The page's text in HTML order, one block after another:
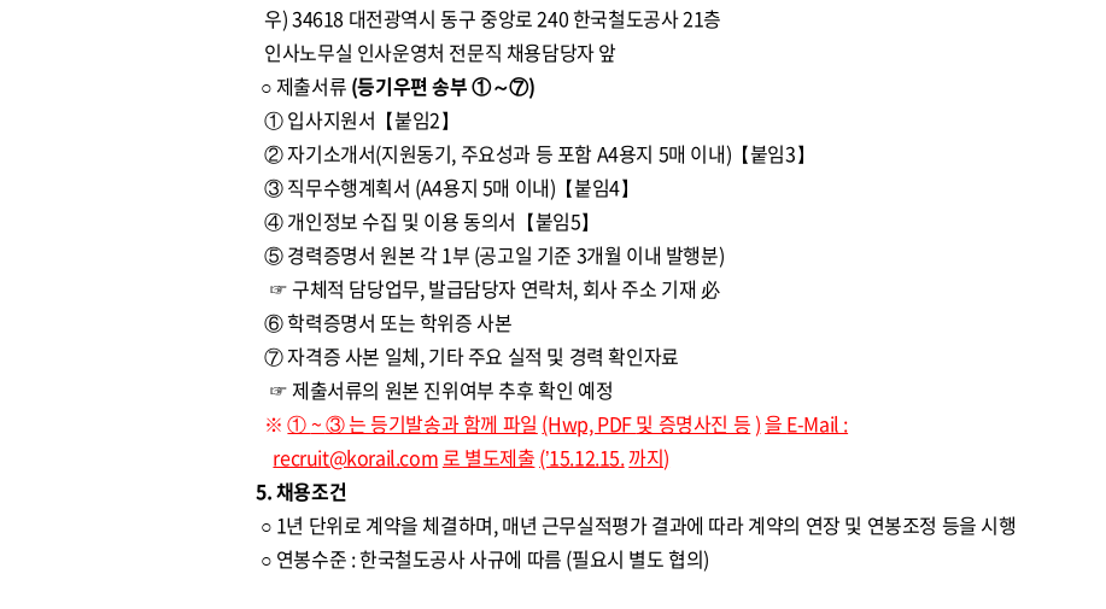
우) 34618 대전광역시 동구 중앙로 240 한국철도공사 21층
인사노무실 인사운영처 전문직 채용담당자 앞
○ 제출서류 (등기우편 송부 ①～⑦)
① 입사지원서【붙임2】
② 자기소개서(지원동기, 주요성과 등 포함 A4용지 5매 이내)【붙임3】
③ 직무수행계획서 (A4용지 5매 이내)【붙임4】
④ 개인정보 수집 및 이용 동의서【붙임5】
⑤ 경력증명서 원본 각 1부 (공고일 기준 3개월 이내 발행분)
☞ 구체적 담당업무, 발급담당자 연락처, 회사 주소 기재 必
⑥ 학력증명서 또는 학위증 사본
⑦ 자격증 사본 일체, 기타 주요 실적 및 경력 확인자료
☞ 제출서류의 원본 진위여부 추후 확인 예정
※①~③는 등기발송과 함께 파일 (Hwp, PDF및 증명사진 등)을 E-Mail :
recruit@korail.com로 별도제출 (’15.12.15.까지)
5. 채용조건
○ 1년 단위로 계약을 체결하며, 매년 근무실적평가 결과에 따라 계약의 연장 및 연봉조정 등을 시행
○ 연봉수준 : 한국철도공사 사규에 따름 (필요시 별도 협의)